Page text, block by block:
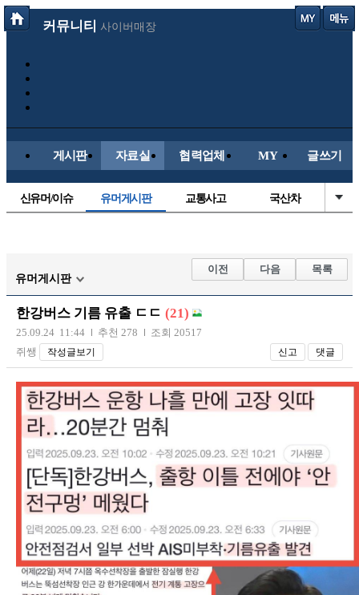
커뮤니티 사이버매장
게시판 자료실 협력업체 MY 글쓰기
신유머/이슈 유머게시판 교통사고 국산차
자유사진 군사/무기
트럭/버스
장착시공사진
유머게시판
이전 다음 목록
한강버스 기름 유출 ㄷㄷ (21)
25.09.24 11:44 추천 278
조회 20517
쥐쌩
작성글보기 신고 댓글